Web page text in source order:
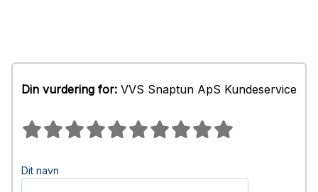
Din vurdering for: VVS Snaptun ApS Kundeservice
Dit navn